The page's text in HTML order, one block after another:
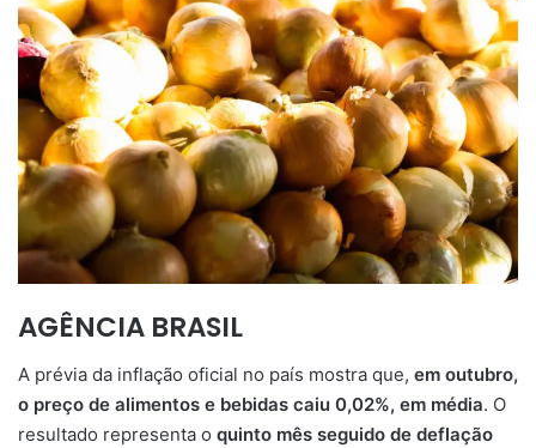
AGÊNCIA BRASIL
A prévia da inflação oficial no país mostra que, em outubro,
o preço de alimentos e bebidas caiu 0,02%, em média. O
resultado representa o quinto mês seguido de deflação